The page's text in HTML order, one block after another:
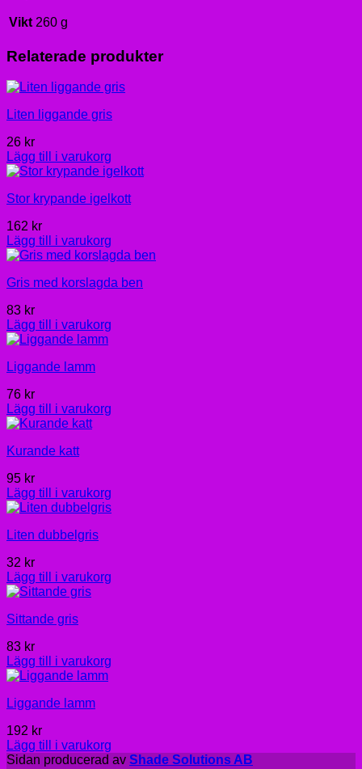
Vikt 260 g
Relaterade produkter
Liten liggande gris
26 kr
Lägg till i varukorg
Stor krypande igelkott
162 kr
Lägg till i varukorg
Gris med korslagda ben
83 kr
Lägg till i varukorg
Liggande lamm
76 kr
Lägg till i varukorg
Kurande katt
95 kr
Lägg till i varukorg
Liten dubbelgris
32 kr
Lägg till i varukorg
Sittande gris
83 kr
Lägg till i varukorg
Liggande lamm
192 kr
Lägg till i varukorg
Sidan producerad av Shade Solutions AB